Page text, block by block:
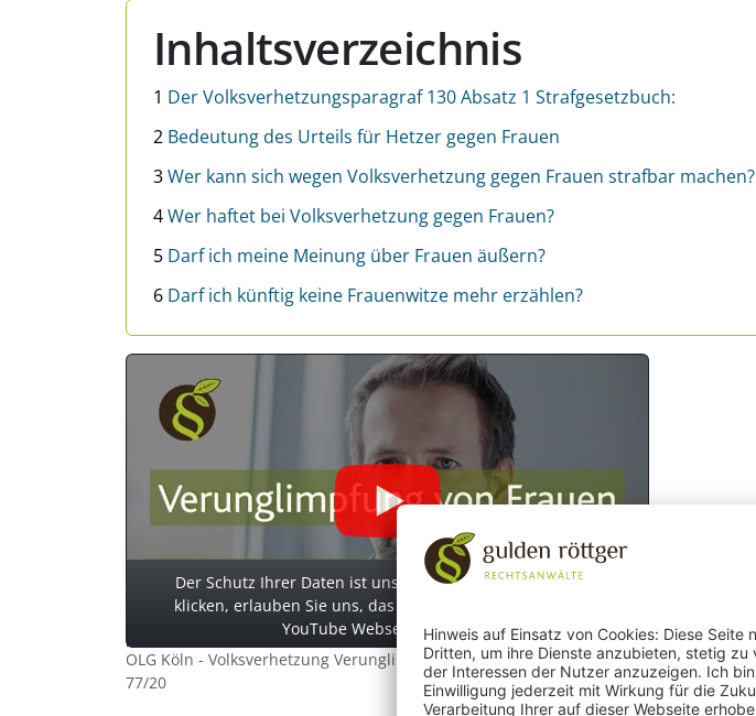
Inhaltsverzeichnis
1 Der Volksverhetzungsparagraf 130 Absatz 1 Strafgesetzbuch:
2 Bedeutung des Urteils für Hetzer gegen Frauen
3Wer kann sich wegen Volksverhetzung gegen Frauen strafbar machen?
4Wer haftet bei Volksverhetzung gegen Frauen?
5 Darf ich meine Meinung über Frauen äußern?
6 Darf ich künftig keine Frauenwitze mehr erzählen?
Der Schutz Ihrer Daten ist uns wichtig. Erst wenn Sie hier
klicken, erlauben Sie uns, das Video von der cookie-freien
YouTube Webseite zu laden.
OLG Köln - Volksverhetzung Verunglimpfung von Frauen - Az. III-1RVs
77/20